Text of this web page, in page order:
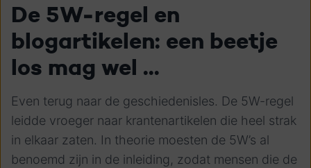
De 5W-regel en
blogartikelen: een beetje
los mag wel ...
Even terug naar de geschiedenisles. De 5W-regel
leidde vroeger naar krantenartikelen die heel strak
in elkaar zaten. In theorie moesten de 5W’s al
benoemd zijn in de inleiding, zodat mensen die de